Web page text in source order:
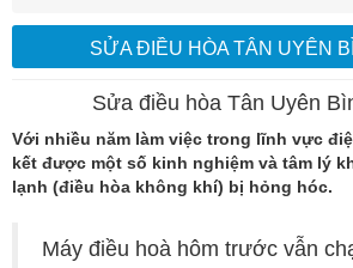
SỬA ĐIỀU HÒA TÂN UYÊN
Sửa điều hòa Tân Uyên
Với nhiều năm làm việc trong lĩnh vực
kết được một số kinh nghiệm và tâm lý
lạnh (điều hòa không khí) bị hỏng hóc.
Máy điều hoà hôm trước vẫn